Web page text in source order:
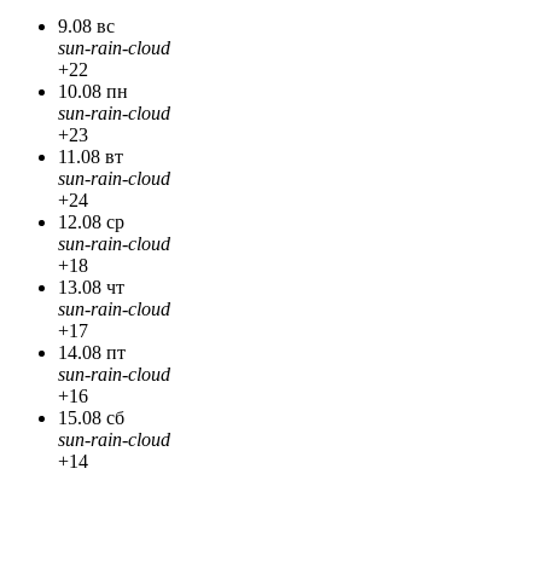
9.08 вс
sun-rain-cloud
+22
10.08 пн
sun-rain-cloud
+23
11.08 вт
sun-rain-cloud
+24
12.08 ср
sun-rain-cloud
+18
13.08 чт
sun-rain-cloud
+17
14.08 пт
sun-rain-cloud
+16
15.08 сб
sun-rain-cloud
+14